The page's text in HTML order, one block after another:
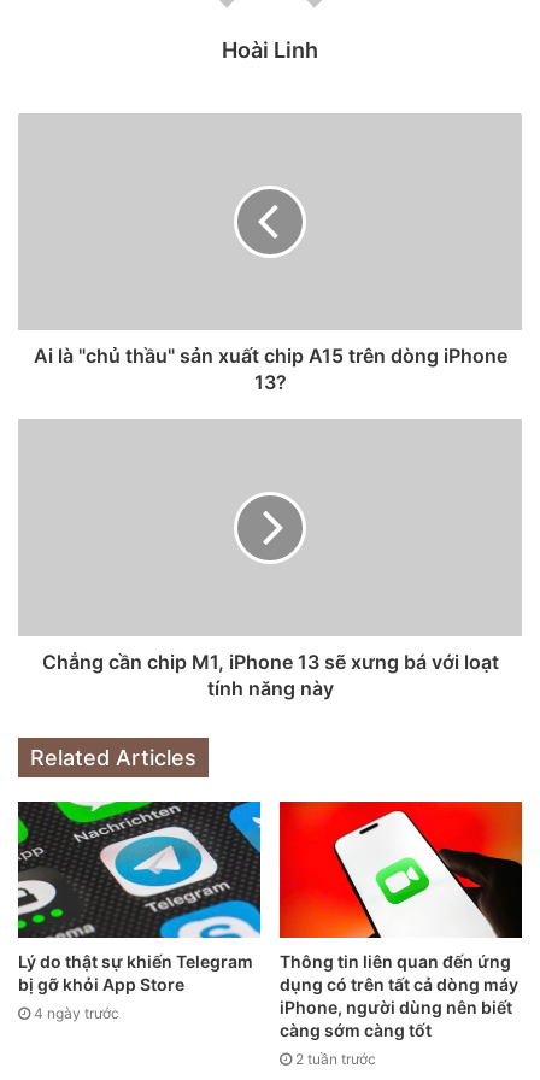
Theo thống kê mới nhất, chiếc iPhone 12 5G tiêu chuẩn
quý đầu tiên của năm 2021 và chiếm 5% tổng lượng xuất
giới và chiếm 3% thị phần. Đáng tiếc, iPhone 12 mini không
nằm trong top 4, hoạt động kém hiệu quả đến mức thậm
hơn (và rẻ hơn). Điện thoại đã chiếm hơn 2% tổng lượng
xuất xưởng toàn cầu.
Counterpoint Research cho hay, thành công của Apple là
do nhu cầu mạnh mẽ đối với điện thoại 5G và việc mua
smartphone bị trì hoãn từ năm 2020, kết quả trực tiếp của
đại dịch toàn cầu.
Hoài Linh
Ai là "chủ thầu" sản xuất chip A15 trên dòng iPhone
13?
Chẳng cần chip M1, iPhone 13 sẽ xưng bá với loạt
tính năng này
Related Articles
Lý do thật sự khiến Telegram
bị gỡ khỏi App Store
4 ngày trước
Thông tin liên quan đến ứng
dụng có trên tất cả dòng máy
iPhone, người dùng nên biết
càng sớm càng tốt
2 tuần trước